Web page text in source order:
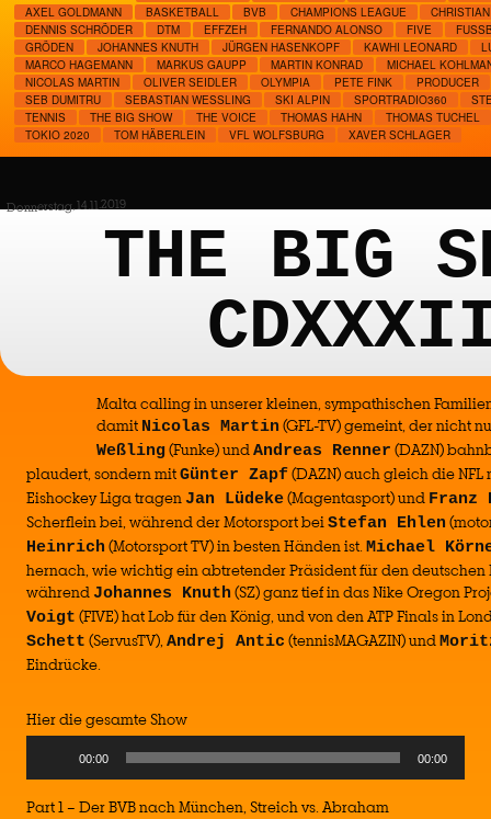
AXEL GOLDMANN
BASKETBALL BVB CHAMPIONS LEAGUE
DENNIS SCHRÖDER
DTM EFFZEH FERNANDO ALONSO FIVE
GRÖDEN
JOHANNES KNUTH JÜRGEN HASENKOPF KAWHI LEONARD
MARCO HAGEMANN
MARKUS GAUPP MARTIN KONRAD
MICHAEL
NICOLAS MARTIN
OLIVER SEIDLER OLYMPIA PETE FINK
PRODUCER
SEB DUMITRU
SEBASTIAN WESSLING SKI ALPIN SPORTRADIO360
TENNIS
THE BIG SHOW THE VOICE THOMAS HAHN
THOMAS TUCHEL
TOKIO 2020
TOM HÄBERLEIN VFL WOLFSBURG XAVER SCHLAGER
Donnerstag, 14.11.2019
THE BIG
Malta calling in unserer kleinen, sympathischen
damit Nicolas Martin (GFL-TV) gemeint, der nicht
Weßling(Funke) undAndreas Renner (DAZN)
plaudert, sondern mitGünter Zapf(DAZN) auch gleich die
Eishockey Liga tragenJan Lüdeke(Magentasport) und Franz
Scherflein bei, während der Motorsport beiStefan Ehlen
Heinrich (Motorsport TV) in besten Händen ist.Michael
hernach, wie wichtig ein abtretender Präsident für den
währendJohannes Knuth (SZ) ganz tief in das Nike Oregon
Voigt (FIVE) hat Lob für den König, und von den ATP Finals in
Schett (ServusTV), Andrej Antic (tennisMAGAZIN) und
Eindrücke.
Hier die gesamte Show
00:00 00:00
Part 1 – Der BVB nach München, Streich vs. Abraham